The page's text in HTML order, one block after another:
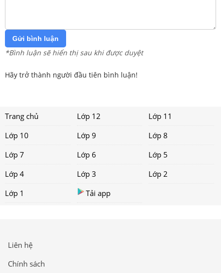
Gửi bình luận
*Bình luận sẽ hiển thị sau khi được duyệt
Hãy trở thành người đầu tiên bình luận!
Trang chủ Lớp 12
Lớp 11
Lớp 10
Lớp 9
Lớp 8
Lớp 7
Lớp 6
Lớp 5
Lớp 4
Lớp 3
Lớp 2
Lớp 1
Tải app
Liên hệ
Chính sách